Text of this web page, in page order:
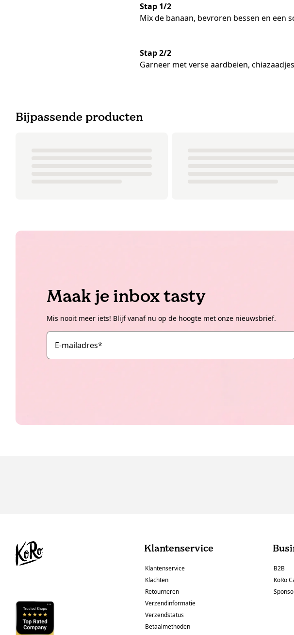
Stap 1/2
Mix de banaan, bevroren bessen en een
Stap 2/2
Garneer met verse aardbeien,
Bijpassende producten
Maak je inbox tasty
Mis nooit meer iets! Blijf vanaf nu op de hoogte met onze nieuwsbrief.
E-mailadres*
Klantenservice
Klantenservice
Klachten
Retourneren
Verzendinformatie
Verzendstatus
Betaalmethoden
B2B
KoRo